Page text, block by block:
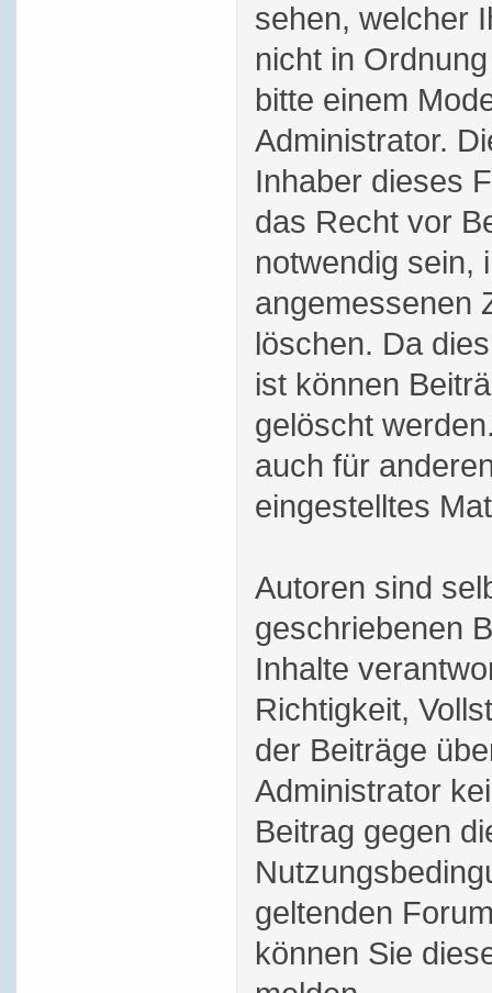
sehen, welcher
nicht in
bitte einem
Administrator.
Inhaber dieses
das Recht vor
notwendig sein,
angemessenen
löschen. Da
ist können
gelöscht
auch für
eingestelltes
Autoren sind
geschriebenen
Inhalte
Richtigkeit,
der Beiträge
Administrator
Beitrag gegen
geltenden
können Sie